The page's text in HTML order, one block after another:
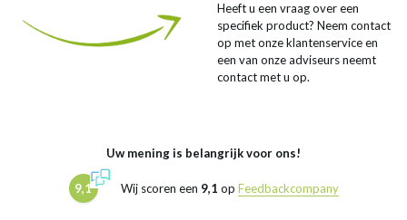
Heeft u een vraag over een
specifiek product? Neem contact
op met onze klantenservice en
een van onze adviseurs neemt
contact met u op.
Uw mening is belangrijk voor ons!
9,1 Wij scoren een 9,1 op Feedbackcompany